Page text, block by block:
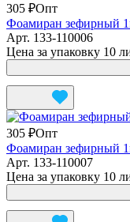
305 ₽Опт
Фоамиран зефирный
Арт. 133-110006
Цена за упаковку 10
305 ₽Опт
Фоамиран зефирный
Арт. 133-110007
Цена за упаковку 10